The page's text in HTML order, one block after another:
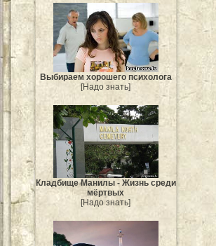
Выбираем хорошего психолога
[Надо знать]
Кладбище Манилы - Жизнь среди
мёртвых
[Надо знать]